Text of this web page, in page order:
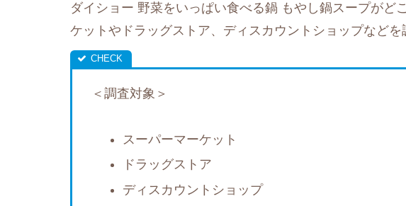
ダイショー 野菜をいっぱい食べる鍋 もやし鍋スープがど
ケットやドラッグストア、ディスカウントショップなどを
＜調査対象＞
スーパーマーケット
ドラッグストア
ディスカウントショップ